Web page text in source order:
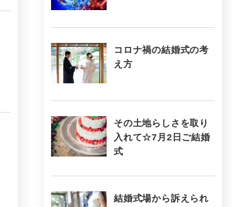
コロナ禍の結婚式の考
え方
その土地らしさを取り
入れて☆7月2日ご結婚
式
結婚式場から訴えられ